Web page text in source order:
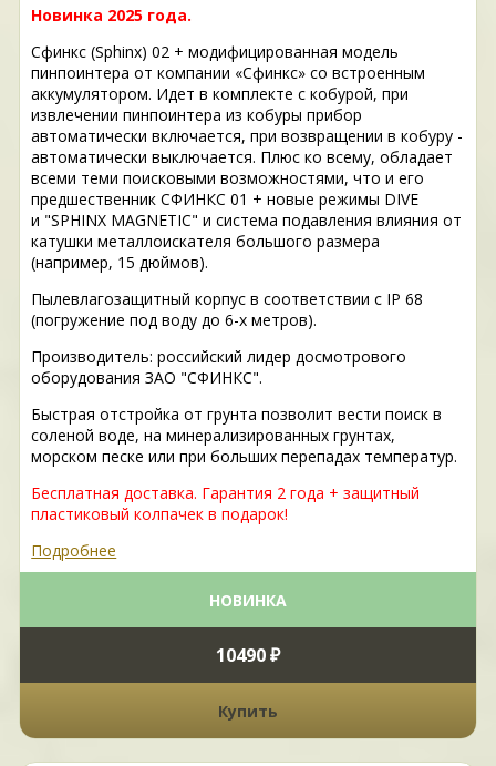
Новинка 2025 года.
Сфинкс (Sphinx) 02 + модифицированная модель
пинпоинтера от компании «Сфинкс» со встроенным
аккумулятором. Идет в комплекте с кобурой, при
извлечении пинпоинтера из кобуры прибор
автоматически включается, при возвращении в кобуру -
автоматически выключается. Плюс ко всему, обладает
всеми теми поисковыми возможностями, что и его
предшественник СФИНКС 01 + новые режимы DIVE
и "SPHINX MAGNETIC" и система подавления влияния от
катушки металлоискателя большого размера
(например, 15 дюймов).
Пылевлагозащитный корпус в соответствии с IP 68
(погружение под воду до 6-х метров).
Производитель: российский лидер досмотрового
оборудования ЗАО "СФИНКС".
Быстрая отстройка от грунта позволит вести поиск в
соленой воде, на минерализированных грунтах,
морском песке или при больших перепадах температур.
Бесплатная доставка. Гарантия 2 года + защитный
пластиковый колпачек в подарок!
Подробнее
НОВИНКА
10490 ₽
Купить